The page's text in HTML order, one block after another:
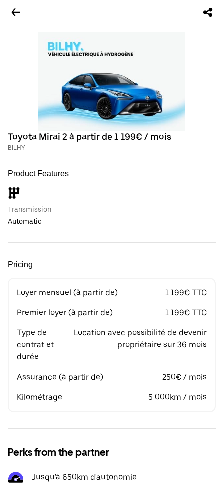
Toyota Mirai 2 à partir de 1 199€ / mois
BILHY
Product Features
Transmission
Automatic
Pricing
Loyer mensuel (à partir de) 1 199€ TTC
Premier loyer (à partir de) 1 199€ TTC
Type de
contrat et
durée
Location avec possibilité de devenir
propriétaire sur 36 mois
Assurance (à partir de) 250€ / mois
Kilométrage 5 000km / mois
Perks from the partner
Jusqu'à 650km d'autonomie